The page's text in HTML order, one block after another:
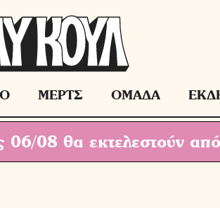
ΜΕΡΤΣ ΟΜΑΔΑ
06/08 θα εκτελεστούν